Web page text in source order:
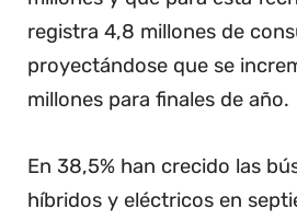
registra 4,8 millones de
proyectándose que se
millones para finales de año.
En 38,5% han crecido las
híbridos y eléctricos en